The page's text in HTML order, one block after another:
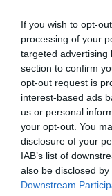
If you wish to opt-
processing of your
targeted advertising
section to confirm
opt-out request is
interest-based ads
us or personal
your opt-out. You
disclosure of your
IAB’s list of
also be disclosed
Downstream